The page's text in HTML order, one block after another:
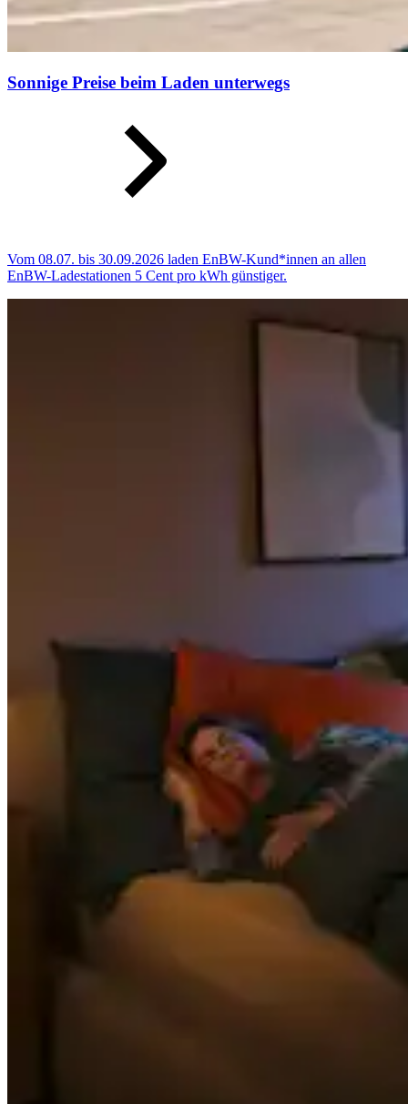
Sonnige Preise beim Laden unterwegs
Vom 08.07. bis 30.09.2026 laden EnBW-Kund*innen an allen
EnBW-Ladestationen 5 Cent pro kWh günstiger.